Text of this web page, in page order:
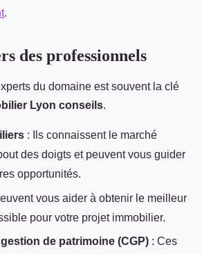
.
des professionnels
du domaine est souvent la clé
Lyon conseils.
: Ils connaissent le marché
des doigts et peuvent vous guider
opportunités.
vous aider à obtenir le meilleur
pour votre projet immobilier.
de patrimoine (CGP) : Ces